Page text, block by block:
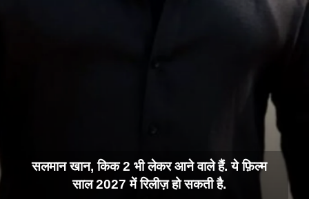
सलमान खान, किक 2 भी लेकर आने वाले हैं. ये फ़िल्म
साल 2027 में रिलीज़ हो सकती है.